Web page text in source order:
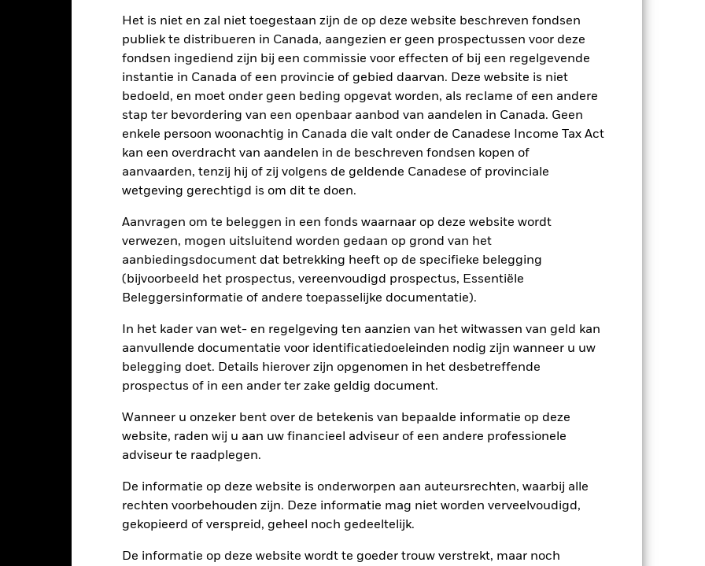
Het is niet en zal niet toegestaan zijn de op deze website beschreven fondsen
publiek te distribueren in Canada, aangezien er geen prospectussen voor deze
fondsen ingediend zijn bij een commissie voor effecten of bij een regelgevende
instantie in Canada of een provincie of gebied daarvan. Deze website is niet
bedoeld, en moet onder geen beding opgevat worden, als reclame of een andere
stap ter bevordering van een openbaar aanbod van aandelen in Canada. Geen
enkele persoon woonachtig in Canada die valt onder de Canadese Income Tax Act
kan een overdracht van aandelen in de beschreven fondsen kopen of
aanvaarden, tenzij hij of zij volgens de geldende Canadese of provinciale
wetgeving gerechtigd is om dit te doen.
Aanvragen om te beleggen in een fonds waarnaar op deze website wordt
verwezen, mogen uitsluitend worden gedaan op grond van het
aanbiedingsdocument dat betrekking heeft op de specifieke belegging
(bijvoorbeeld het prospectus, vereenvoudigd prospectus, Essentiële
Beleggersinformatie of andere toepasselijke documentatie).
In het kader van wet- en regelgeving ten aanzien van het witwassen van geld kan
aanvullende documentatie voor identificatiedoeleinden nodig zijn wanneer u uw
belegging doet. Details hierover zijn opgenomen in het desbetreffende
prospectus of in een ander ter zake geldig document.
Wanneer u onzeker bent over de betekenis van bepaalde informatie op deze
website, raden wij u aan uw financieel adviseur of een andere professionele
adviseur te raadplegen.
De informatie op deze website is onderworpen aan auteursrechten, waarbij alle
rechten voorbehouden zijn. Deze informatie mag niet worden verveelvoudigd,
gekopieerd of verspreid, geheel noch gedeeltelijk.
De informatie op deze website wordt te goeder trouw verstrekt, maar noch
getoonde cijfers hebben betrekking op de prestaties in het verleden.
In het verleden behaalde resultaten
geen betrouwbare indicator voor toekomstige resultaten. Markten kunnen zich in de toekomst heel
ontwikkelen. Het kan u helpen om te beoordelen hoe het fonds in het verleden werd beheerd
prestaties worden weergegeven op basis van de netto-inventariswaarde (NIW), waarbij de bruto-inkomsten,
van toepassing, worden herbelegd. Het rendement van uw belegging kan stijgen of dalen als gevolg
valutaschommelingen als uw belegging wordt gedaan in een andere valuta dan die gebruikt in de
van de prestaties in het verleden. Bron: Blackrock
verlagingen van de kredietrating kunnen het risiconiveau verhogen. Opkomende markten zijn
politieke factoren dan ontwikkelde markten. Tot de overige risicofactoren behoren een groter
met ESG-criteria. Na een ESG-screening kan het potentiële beleggingsuniversum een stuk kleiner
negatief effect hebben op de waarde van de beleggingen van het Fonds in vergelijking met een fonds
kan een kwantitatief model in bepaalde marktomstandigheden minder efficiënt worden of zelfs
of kapitaal terug te betalen.Liquiditeitsrisico: lagere liquiditeit betekent dat er onvoldoende kopers of
beleggingen gemakkelijk aan te kopen of te verkopen.
Kerngegevens